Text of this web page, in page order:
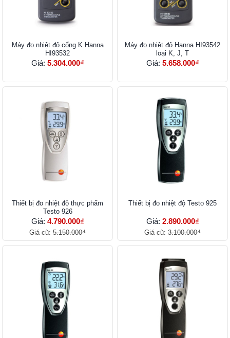
Máy đo nhiệt độ cổng K Hanna
HI93532
Giá: 5.304.000₫
Máy đo nhiệt độ Hanna HI93542
loại K, J, T
Giá: 5.658.000₫
Thiết bị đo nhiệt độ thực phẩm
Testo 926
Giá: 4.790.000₫
Giá cũ: 5.150.000₫
Thiết bị đo nhiệt độ Testo 925
Giá: 2.890.000₫
Giá cũ: 3.100.000₫